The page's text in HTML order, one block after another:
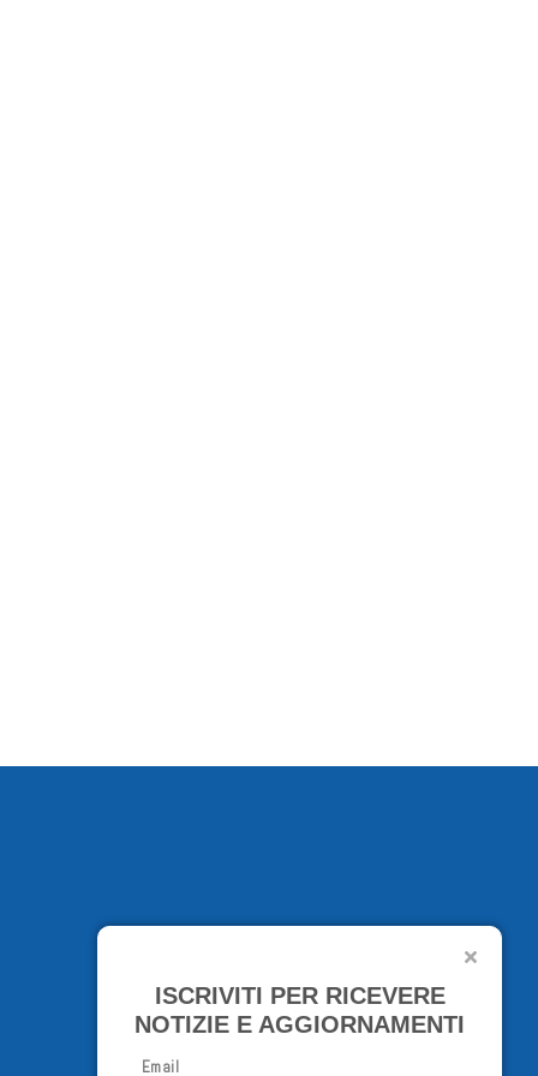
ISCRIVITI PER RICEVERE
NOTIZIE E AGGIORNAMENTI
Email